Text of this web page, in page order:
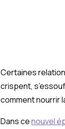
Certaines
crispent,
comment nourrir
Dans cenouvel